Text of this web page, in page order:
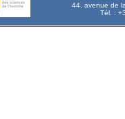
44, avenue de
Tél. :